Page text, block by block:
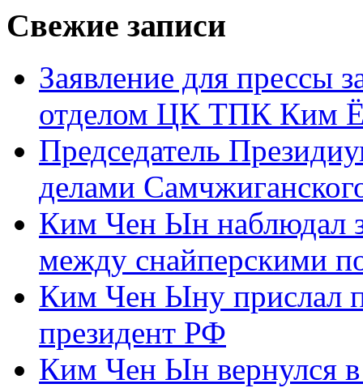
Свежие записи
Заявление для прессы
отделом ЦК ТПК Ким
Председатель
делами
Ким Чен Ын наблюдал
между снайперскими
Ким Чен Ыну прислал
президент РФ
Ким Чен Ын вернулся